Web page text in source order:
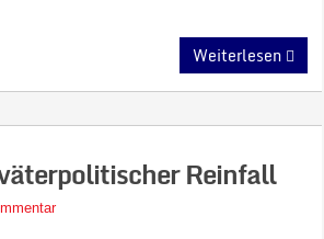
Weiterlesen
Reinfall